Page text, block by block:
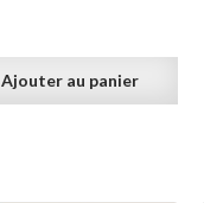
Ajouter au panier